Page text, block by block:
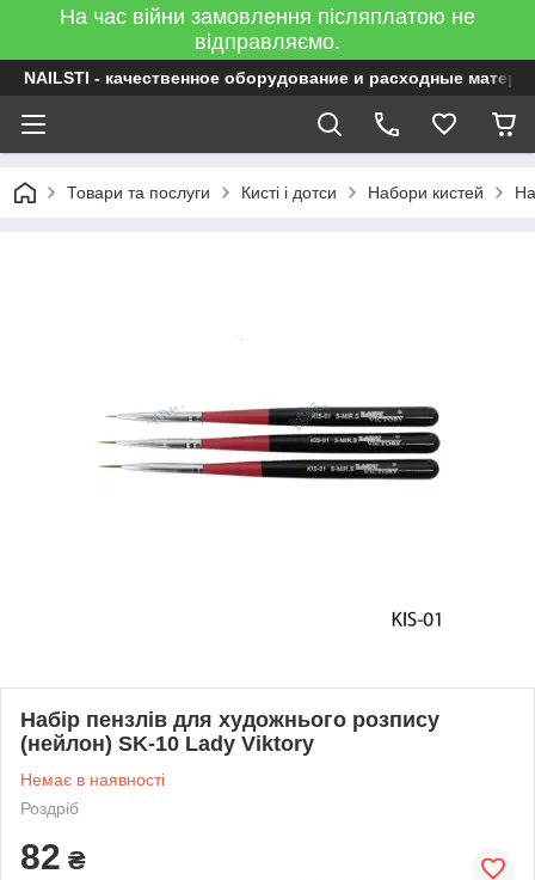
На час війни замовлення післяплатою не
відправляємо.
NAILSTI - качественное оборудование и расходные
Товари та послуги Кисті і дотси Набори кистей
Набір пензлів для художнього розпису
(нейлон) SK-10 Lady Viktory
Немає в наявності
Роздріб
82 ₴